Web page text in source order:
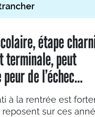
étape
terminale, peut
de l’échec…
à la rentrée est
sur ces